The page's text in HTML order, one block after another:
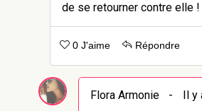
de se retourner contre elle !
0 J'aime Répondre
Flora Armonie -
Il